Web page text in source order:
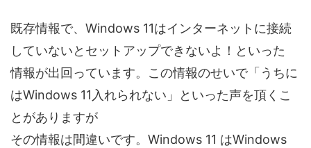
既存情報で、Windows 11はインターネットに接続
していないとセットアップできないよ！といった
情報が出回っています。この情報のせいで「うちに
はWindows 11入れられない」といった声を頂くこ
とがありますが
その情報は間違いです。Windows 11 はWindows